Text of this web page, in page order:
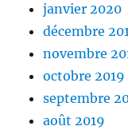
janvier 2020
décembre
novembre
octobre 2019
septembre
août 2019